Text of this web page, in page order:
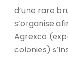
d’une rare
s’organise
Agrexco
colonies)